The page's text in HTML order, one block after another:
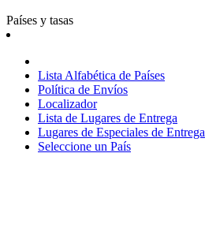
Países y tasas
Lista Alfabética de Países
Política de Envíos
Localizador
Lista de Lugares de Entrega
Lugares de Especiales de Entrega
Seleccione un País